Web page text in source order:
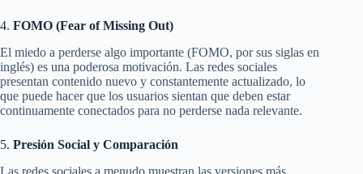
4. FOMO (Fear of Missing Out)
El miedo a perderse algo importante (FOMO, por sus siglas en
inglés) es una poderosa motivación. Las redes sociales
presentan contenido nuevo y constantemente actualizado, lo
que puede hacer que los usuarios sientan que deben estar
continuamente conectados para no perderse nada relevante.
5. Presión Social y Comparación
Las redes sociales a menudo muestran las versiones más